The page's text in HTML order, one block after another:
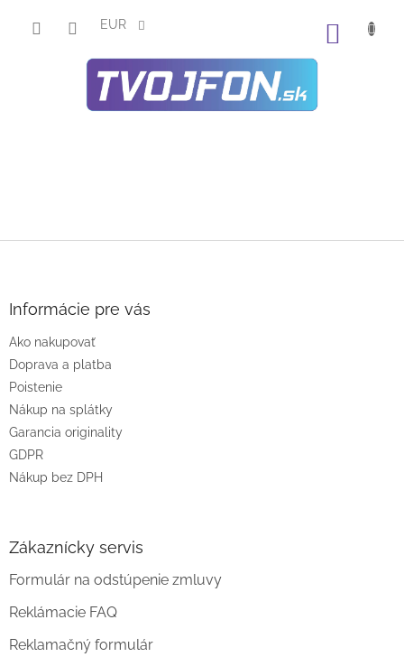
EUR
Informácie pre vás
Ako nakupovať
Doprava a platba
Poistenie
Nákup na splátky
Garancia originality
GDPR
Nákup bez DPH
Zákaznícky servis
Formulár na odstúpenie zmluvy
Reklámacie FAQ
Reklamačný formulár